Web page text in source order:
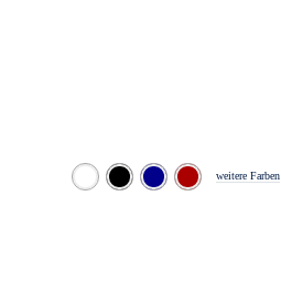
weitere Farben